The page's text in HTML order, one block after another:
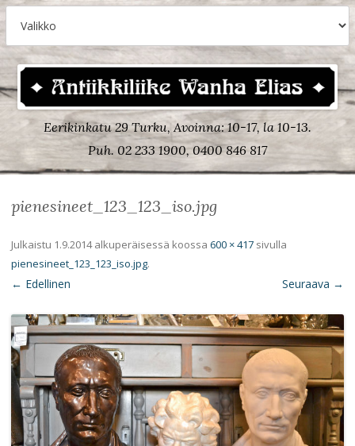
Eerikinkatu 29 Turku, Avoinna: 10-17, la 10-13.
Puh. 02 233 1900, 0400 846 817
pienesineet_123_123_iso.jpg
Julkaistu 1.9.2014alkuperäisessä koossa 600 × 417 sivulla
pienesineet_123_123_iso.jpg.
← Edellinen Seuraava →